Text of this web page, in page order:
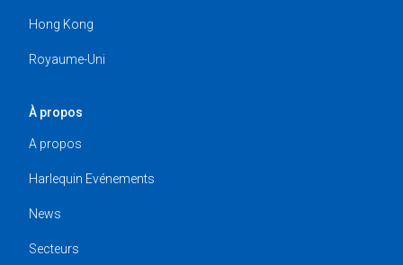
Hong Kong
Royaume-Uni
À propos
A propos
Harlequin Evénements
News
Secteurs